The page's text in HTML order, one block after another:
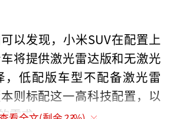
以发现，小米SUV在配置上
将提供激光雷达版和无激光
，低配版车型不配备激光雷
则标配这一高科技配置，以
需求。